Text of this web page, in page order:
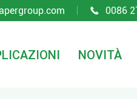
 0086
NOVITÀ